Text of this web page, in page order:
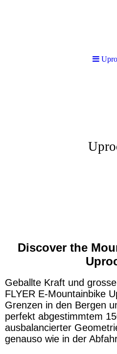
Discover the
Geballte Kraft und
FLYER E-Mountainbike
Grenzen in den Bergen
perfekt abgestimmtem
ausbalancierter
genauso wie in der